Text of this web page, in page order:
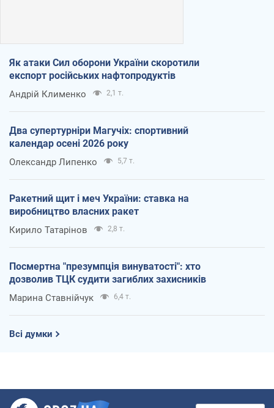
Як атаки Сил оборони України скоротили
експорт російських нафтопродуктів
Андрій Клименко 2,1 т.
Два супертурніри Магучіх: спортивний
календар осені 2026 року
Олександр Липенко 5,7 т.
Ракетний щит і меч України: ставка на
виробництво власних ракет
Кирило Татарінов 2,8 т.
Посмертна "презумпція винуватості": хто
дозволив ТЦК судити загиблих захисників
Марина Ставнійчук 6,4 т.
Всі думки